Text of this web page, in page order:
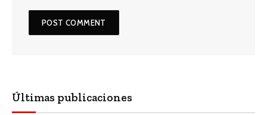
Últimas publicaciones